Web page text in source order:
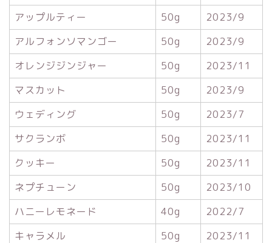
アップルティー
50g
2023/9
アルフォンソマンゴー
50g
2023/9
オレンジジンジャー
50g
2023/11
マスカット
50g
2023/9
ウェディング
50g
2023/7
サクランボ
50g
2023/11
クッキー
50g
2023/11
ネプチューン
50g
2023/10
ハニーレモネード
40g
2022/7
キャラメル
50g
2023/11